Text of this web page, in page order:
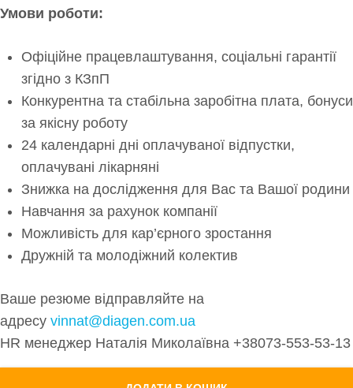
Умови роботи:
Офіційне працевлаштування, соціальні гарантії
згідно з КЗпП
Конкурентна та стабільна заробітна плата, бонуси
за якісну роботу
24 календарні дні оплачуваної відпустки,
оплачувані лікарняні
Знижка на дослідження для Вас та Вашої родини
Навчання за рахунок компанії
Можливість для кар’єрного зростання
Дружній та молодіжний колектив
Ваше резюме відправляйте на
адресу vinnat@diagen.com.ua
HR менеджер Наталія Миколаївна +38073-553-53-13